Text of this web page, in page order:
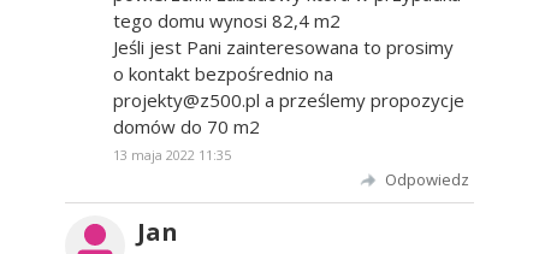
tego domu wynosi 82,4 m2
Jeśli jest Pani zainteresowana to prosimy
o kontakt bezpośrednio na
projekty@z500.pl a prześlemy propozycje
domów do 70 m2
13 maja 2022 11:35
Odpowiedz
Jan